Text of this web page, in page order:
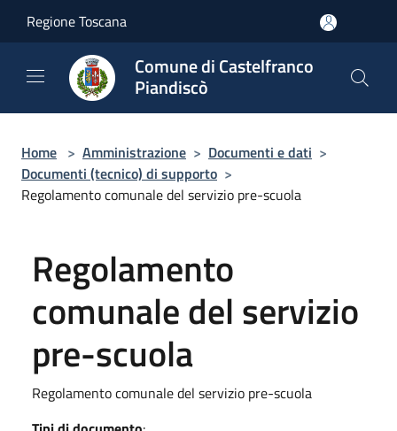
Regione Toscana
Comune di Castelfranco
Piandiscò
Home > Amministrazione > Documenti e dati >
Documenti (tecnico) di supporto >
Regolamento comunale del servizio pre-scuola
Regolamento
comunale del servizio
pre-scuola
Regolamento comunale del servizio pre-scuola